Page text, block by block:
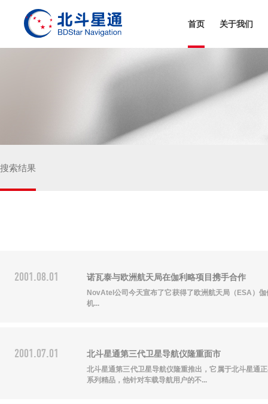
首页 关于我们
和芯星通科技(北京）有限公司
深圳市华信天线技术有限公司
关注北斗星通
搜索结果
2001.08.01 诺瓦泰与欧洲航天局在伽利略项目携手合作
NovAtel公司今天宣布了它获得了欧洲航天局（ESA）
机...
2001.07.01 北斗星通第三代卫星导航仪隆重面市
北斗星通第三代卫星导航仪隆重推出，它属于北斗星
系列精品，他针对车载导航用户的不...